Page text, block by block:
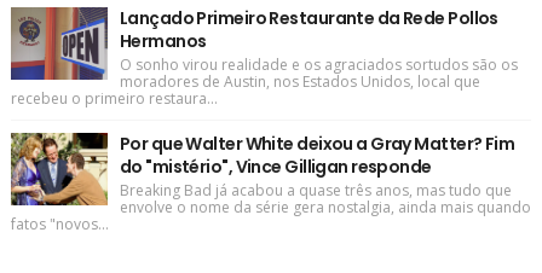
Lançado Primeiro Restaurante da Rede Pollos
Hermanos
O sonho virou realidade e os agraciados sortudos são os
moradores de Austin, nos Estados Unidos, local que
recebeu o primeiro restaura...
Por que Walter White deixou a Gray Matter? Fim
do "mistério", Vince Gilligan responde
Breaking Bad já acabou a quase três anos, mas tudo que
envolve o nome da série gera nostalgia, ainda mais quando
fatos "novos...